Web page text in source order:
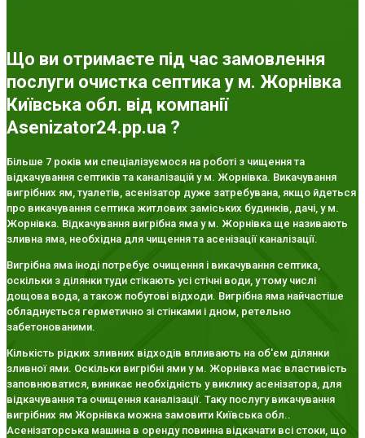
Що ви отримаєте під час замовлення
послуги очистка септика у м. Жорнівка
Київська обл. від компанії
Asenizator24.pp.ua ?
Більше 7 років ми спеціалізуємося на роботі з чищення та
відкачування септиків та каналізацій у м. Жорнівка. Викачування
вигрібних ям, туалетів, асенізатор дуже затребувана, якщо йдеться
про викачування септика житлових заміських будинків, дачі, у м.
Жорнівка. Відкачування вигрібна яма у м. Жорнівка ще називають
зливна яма, необхідна для чищення та асенізації каналізації.
Вигрібна яма іноді потребує очищення і викачування септика,
оскільки з ділянки туди стікають усі стічні води, у тому числі
дощова вода, а також побутові відходи. Вигрібна яма найчастіше
обладнується герметично зі стінками і дном, ретельно
забетонованими.
Кількість рідких зливних відходів впливають на об'єм ділянки
зливної ями. Оскільки вигрібні ями у м. Жорнівка має властивість
заповнюватися, виникає необхідність у виклику асенізатора, для
відкачування та очищення каналізації. Таку послугу викачування
вигрібних ям Жорнівка можна замовити Київська обл..
Асенізаторська машина в оренду повинна відкачати всі стоки, що